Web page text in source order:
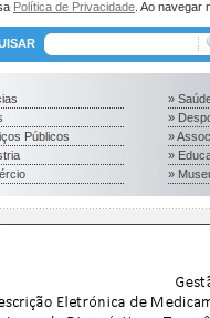
Política de Privacidade . Ao navegar
Públicos
»
»
»
»
»